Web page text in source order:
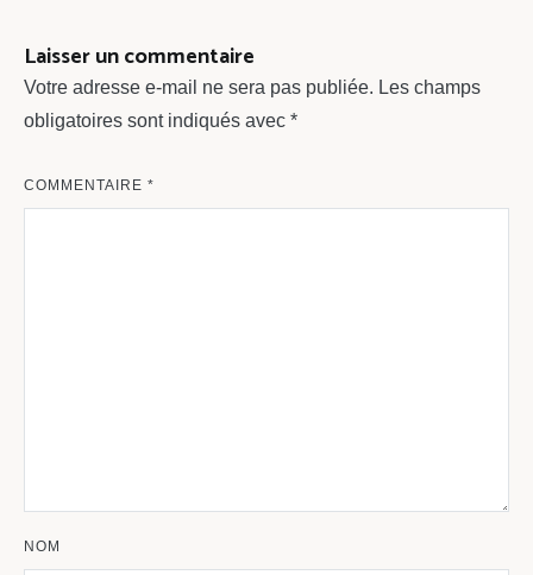
Laisser un commentaire
Votre adresse e-mail ne sera pas publiée. Les champs
obligatoires sont indiqués avec *
COMMENTAIRE *
NOM